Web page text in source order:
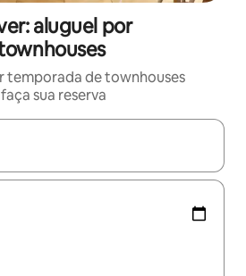
aluguel por
temporada de townhouses
sua reserva
estiverem disponíveis, explore-os